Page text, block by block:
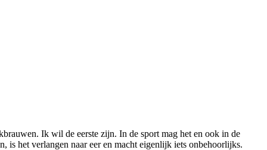
Ik wil de eerste zijn. In de sport mag het en ook in de
het verlangen naar eer en macht eigenlijk iets onbehoorlijks.